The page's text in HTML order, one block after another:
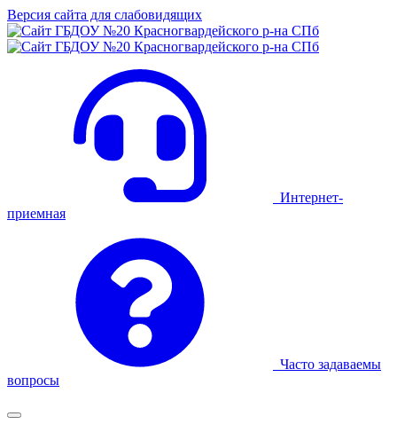
Версия сайта для слабовидящих
Интернет-
приемная
Часто задаваемы
вопросы